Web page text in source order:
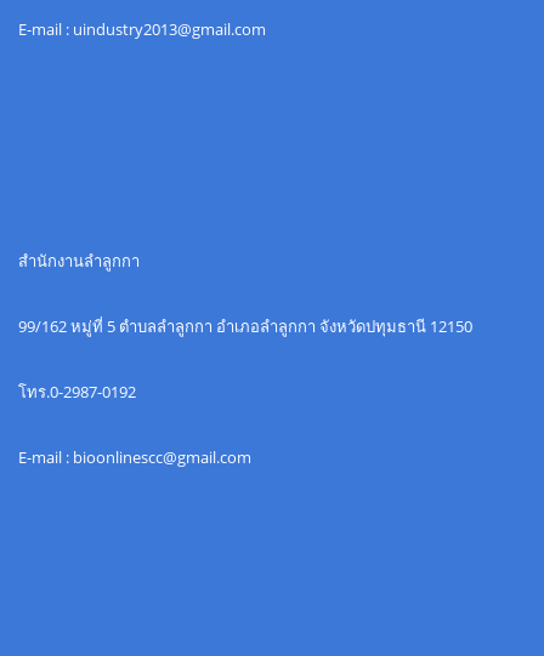
E-mail : uindustry2013@gmail.com
สำนักงานลำลูกกา
99/162 หมู่ที่ 5 ตำบลลำลูกกา อำเภอลำลูกกา จังหวัดปทุมธานี 12150
โทร.0-2987-0192
E-mail : bioonlinescc@gmail.com